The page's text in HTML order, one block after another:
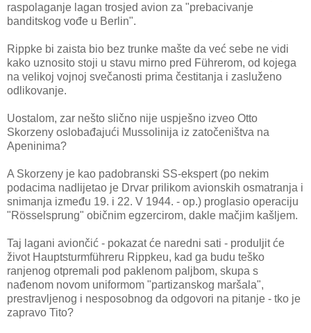
raspolaganje lagan trosjed avion za "prebacivanje
banditskog vođe u Berlin".
Rippke bi zaista bio bez trunke mašte da već sebe ne vidi
kako uznosito stoji u stavu mirno pred Führerom, od kojega
na velikoj vojnoj svečanosti prima čestitanja i zasluženo
odlikovanje.
Uostalom, zar nešto slično nije uspješno izveo Otto
Skorzeny oslobađajući Mussolinija iz zatočeništva na
Apeninima?
A Skorzeny je kao padobranski SS-ekspert (po nekim
podacima nadlijetao je Drvar prilikom avionskih osmatranja i
snimanja između 19. i 22. V 1944. - op.) proglasio operaciju
"Rösselsprung" običnim egzercirom, dakle mačjim kašljem.
Taj lagani aviončić - pokazat će naredni sati - produljit će
život Hauptsturmführeru Rippkeu, kad ga budu teško
ranjenog otpremali pod paklenom paljbom, skupa s
nađenom novom uniformom "partizanskog maršala",
prestravljenog i nesposobnog da odgovori na pitanje - tko je
zapravo Tito?